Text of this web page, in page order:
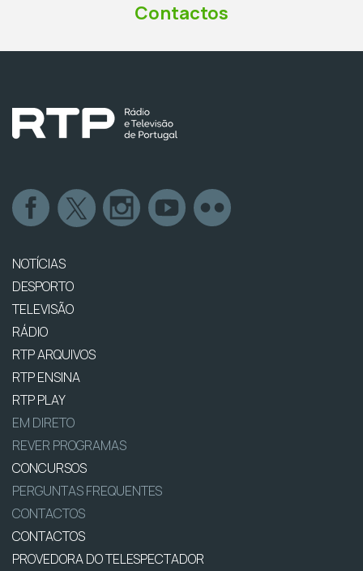
Contactos
NOTÍCIAS
DESPORTO
TELEVISÃO
RÁDIO
RTP ARQUIVOS
RTP ENSINA
RTP PLAY
EM DIRETO
REVER PROGRAMAS
CONCURSOS
PERGUNTAS FREQUENTES
CONTACTOS
CONTACTOS
PROVEDORA DO TELESPECTADOR